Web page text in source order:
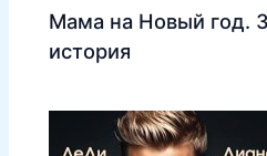
Мама на Новый год.
история